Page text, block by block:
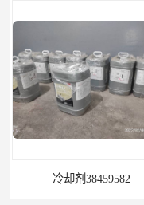
冷却剂38459582